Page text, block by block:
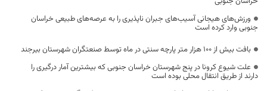
ورزش‌های هیجانی آسیب‌های جبران ناپذیری را به عرصه‌های طبیعی خراسان
جنوبی وارد کرده است
بافت بیش از 100 هزار متر پارچه سنتی در ماه توسط صنعتگران شهرستان بیرجند
علت شیوع کرونا در پنج شهرستان خراسان جنوبی که بیشترین آمار درگیری را
دارند از طریق انتقال محلی بوده است